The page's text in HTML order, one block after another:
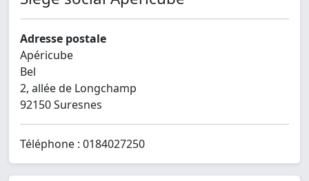
Adresse postale
Apéricube
Bel
2, allée de Longchamp
92150 Suresnes
Téléphone : 0184027250